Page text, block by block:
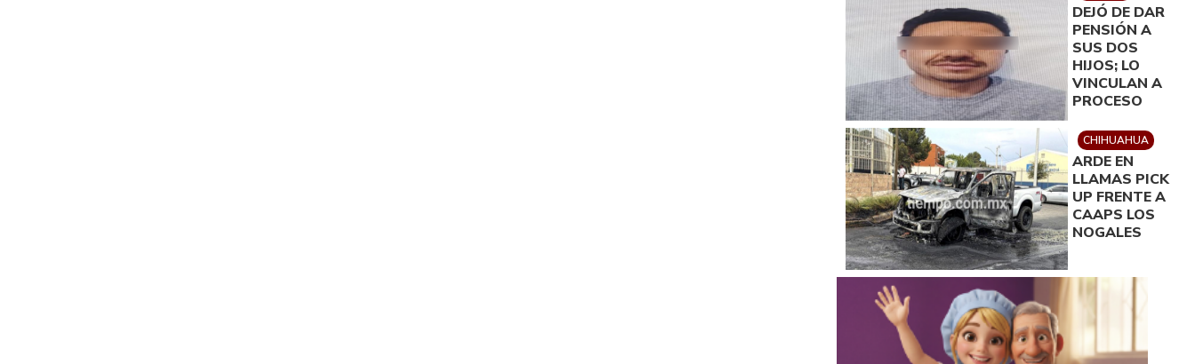
DEJÓ DE DAR
PENSIÓN A
SUS DOS
HIJOS; LO
VINCULAN A
PROCESO
CHIHUAHUA
ARDE EN
LLAMAS PICK
UP FRENTE A
CAAPS LOS
NOGALES